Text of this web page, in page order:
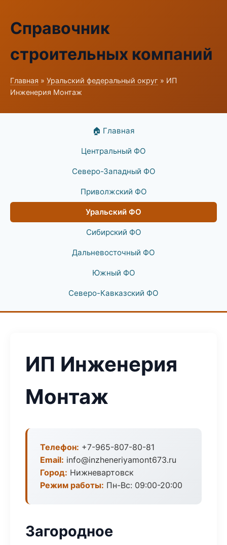
Справочник
строительных компаний
Главная » Уральский федеральный округ » ИП
Инженерия Монтаж
🏠 Главная
Центральный ФО
Северо-Западный ФО
Приволжский ФО
Уральский ФО
Сибирский ФО
Дальневосточный ФО
Южный ФО
Северо-Кавказский ФО
ИП Инженерия
Монтаж
Телефон: +7-965-807-80-81
Email: info@inzheneriyamont673.ru
Город: Нижневартовск
Режим работы: Пн-Вс: 09:00-20:00
Загородное